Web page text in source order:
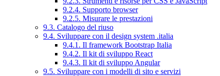
9.2.4. Supporto browser
9.2.5. Misurare le prestazioni
9.3. Catalogo del riuso
9.4. Sviluppare con il design system .italia
9.4.1. Il framework Bootstrap Italia
9.4.2. Il kit di sviluppo React
9.4.3. Il kit di sviluppo Angular
9.5. Sviluppare con i modelli di sito e servizi